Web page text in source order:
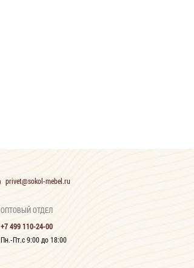
privet@sokol-mebel.ru
ОПТОВЫЙ ОТДЕЛ
+7 499 110-24-00
Пн.-Пт.с 9:00 до 18:00